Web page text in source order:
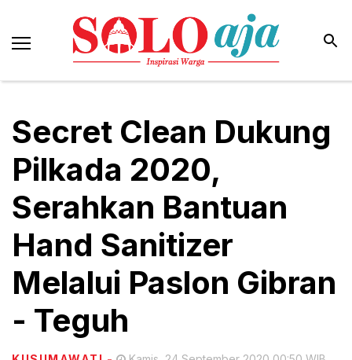
Secret Clean Dukung
Pilkada 2020,
Serahkan Bantuan
Hand Sanitizer
Melalui Paslon Gibran
- Teguh